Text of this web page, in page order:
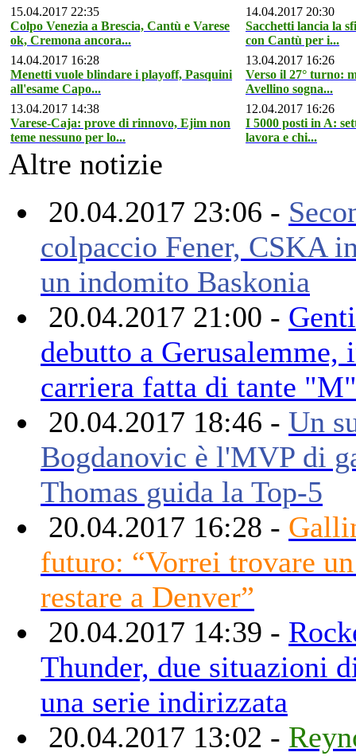
15.04.2017 22:35
Colpo Venezia a Brescia, Cantù e Varese
ok, Cremona ancora...
14.04.2017 20:30
Sacchetti lancia la
con Cantù per i...
14.04.2017 16:28
Menetti vuole blindare i playoff, Pasquini
all'esame Capo...
13.04.2017 16:26
Verso il 27° turno:
Avellino sogna...
13.04.2017 14:38
Varese-Caja: prove di rinnovo, Ejim non
teme nessuno per lo...
12.04.2017 16:26
I 5000 posti in A:
lavora e chi...
Altre notizie
20.04.2017 23:06 -
colpaccio Fener, CSKA
un indomito Baskonia
20.04.2017 21:00 -
debutto a Gerusalemme,
carriera fatta di tante "M"
20.04.2017 18:46 - Un
Bogdanovic è l'MVP di
Thomas guida la Top-5
20.04.2017 16:28 -
futuro: “Vorrei trovare
restare a Denver”
20.04.2017 14:39 -
Thunder, due situazioni
una serie indirizzata
20.04.2017 13:02 -